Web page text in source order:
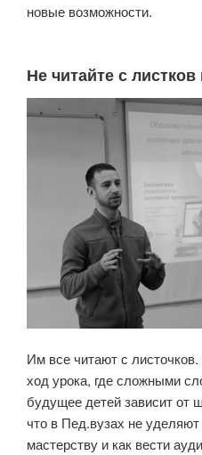
новые возможности.
Не читайте с
Им все читают с
ход урока, где сложными
будущее детей зависит
что в Пед.вузах не
мастерству и как вести